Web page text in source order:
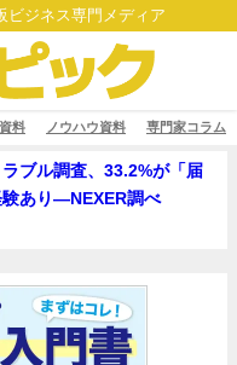
ビジネス専門メディア
料 ノウハウ資料 専門家コラム
ブル調査、33.2%が「届
あり―NEXER調べ